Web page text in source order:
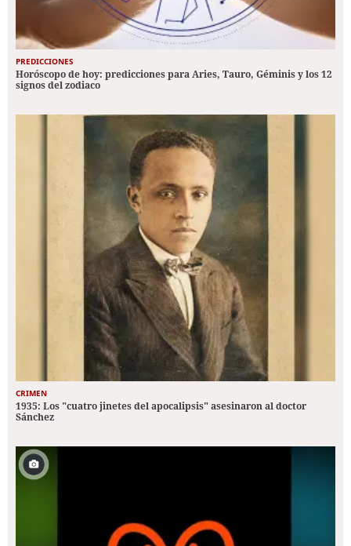
PREDICCIONES
Horóscopo de hoy: predicciones para Aries, Tauro, Géminis y los 12
signos del zodiaco
CRIMEN
1935: Los "cuatro jinetes del apocalipsis" asesinaron al doctor
Sánchez